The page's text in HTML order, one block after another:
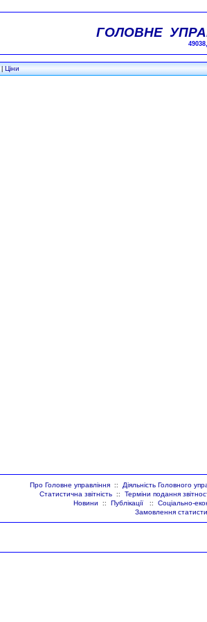
ГОЛОВНЕ
Ціни
Про Головне управління:: Діяльність Головного
Статистична звітність:: Терміни подання
Новини :: Публікації :: Соціально-
Замовлення